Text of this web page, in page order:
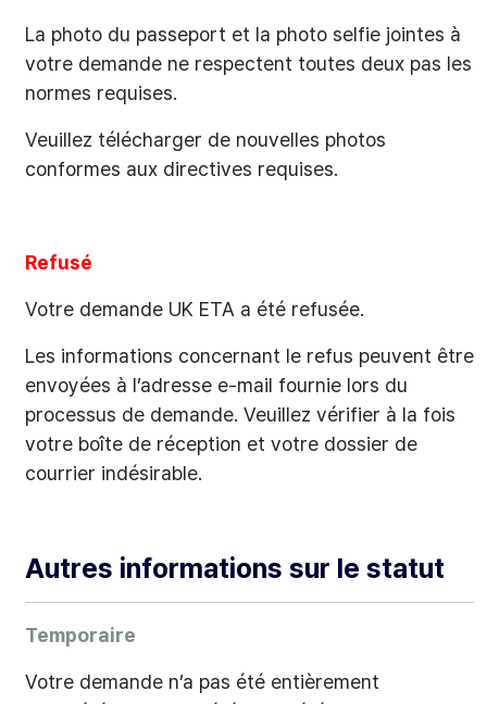
La photo du passeport et la photo selfie jointes à
votre demande ne respectent toutes deux pas les
normes requises.
Veuillez télécharger de nouvelles photos
conformes aux directives requises.
Refusé
Votre demande UK ETA a été refusée.
Les informations concernant le refus peuvent être
envoyées à l’adresse e-mail fournie lors du
processus de demande. Veuillez vérifier à la fois
votre boîte de réception et votre dossier de
courrier indésirable.
Autres informations sur le statut
Temporaire
Votre demande n’a pas été entièrement